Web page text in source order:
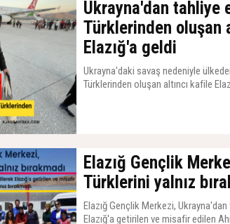
Ukrayna'dan tahliye
Türklerinden oluşan
Elazığ'a geldi
Ukrayna'daki savaş nedeniyle
Türklerinden oluşan altıncı kafile
Elazığ Gençlik
Türklerini yalnız
Elazığ Gençlik Merkezi,
Elazığ'a getirilen ve misafir edilen